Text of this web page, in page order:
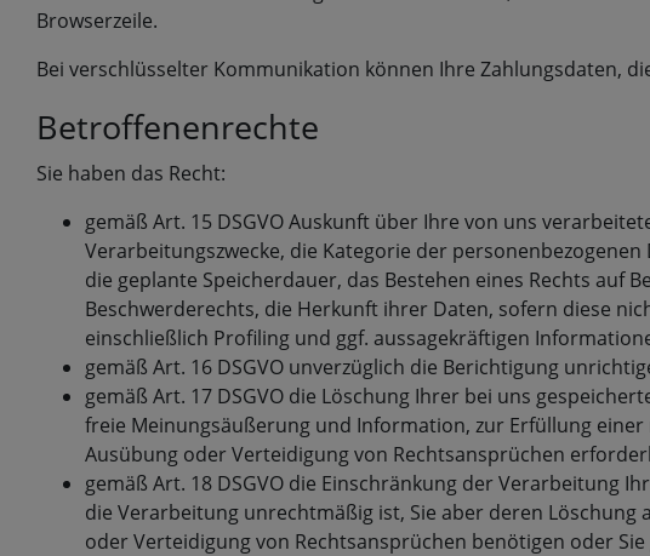
Browserzeile.
Bei verschlüsselter Kommunikation können Ihre Zahlungsdaten,
Betroffenenrechte
Sie haben das Recht:
gemäß Art. 15 DSGVO Auskunft über Ihre von uns
Verarbeitungszwecke, die Kategorie der
die geplante Speicherdauer, das Bestehen eines Rechts auf
Beschwerderechts, die Herkunft ihrer Daten, sofern diese
einschließlich Profiling und ggf. aussagekräftigen
gemäß Art. 16 DSGVO unverzüglich die Berichtigung
gemäß Art. 17 DSGVO die Löschung Ihrer bei uns
freie Meinungsäußerung und Information, zur Erfüllung
Ausübung oder Verteidigung von Rechtsansprüchen
gemäß Art. 18 DSGVO die Einschränkung der Verarbeitung
die Verarbeitung unrechtmäßig ist, Sie aber deren
oder Verteidigung von Rechtsansprüchen benötigen oder